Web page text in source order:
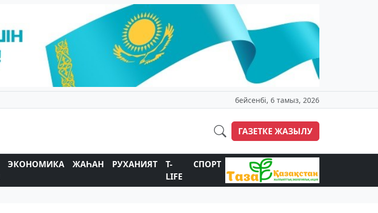
бейсенбі, 6 тамыз, 2026
ГАЗЕТКЕ ЖАЗЫЛУ
ЭКОНОМИКА ЖАҺАН РУХАНИЯТ
T-
LIFE
СПОРТ